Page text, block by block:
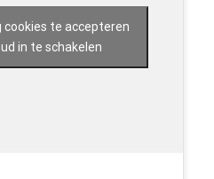
cookies te accepteren
in te schakelen